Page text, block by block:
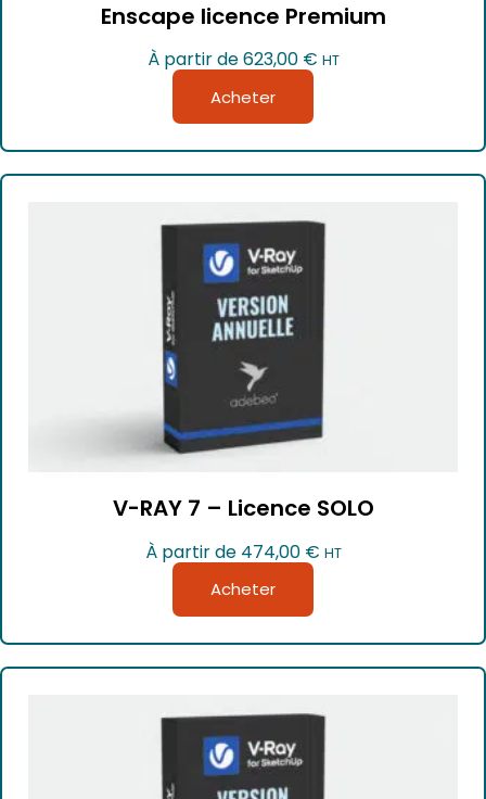
Enscape licence Premium
À partir de 623,00 € HT
Acheter
V-RAY 7 – Licence SOLO
À partir de 474,00 € HT
Acheter